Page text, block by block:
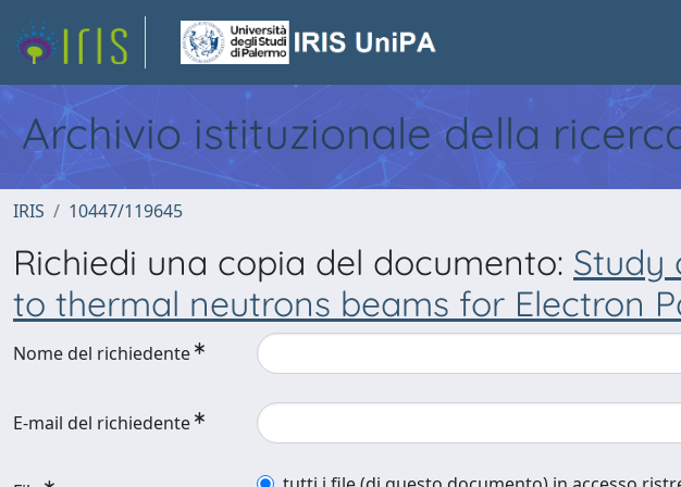
Archivio istituzionale della
IRIS 10447/119645
Richiedi una copia del documento: Study
to thermal neutrons beams for Electron
Nome del richiedente
E-mail del richiedente